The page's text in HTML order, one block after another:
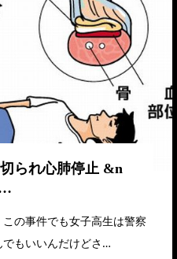
られ心肺停止 &n
の事件でも女子高生は警察
もいいんだけどさ…